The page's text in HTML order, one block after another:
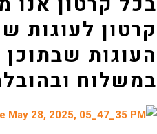
לעוגות
שבתוכן
ובהובלה